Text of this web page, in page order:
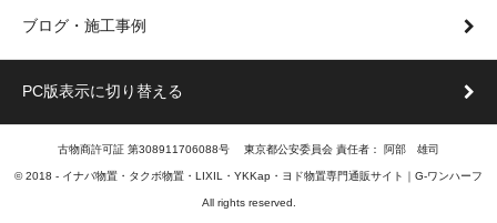
ブログ・施工事例
PC版表示に切り替える
古物商許可証 第308911706088号 東京都公安委員会 責任者： 阿部 雄司
© 2018 - イナバ物置・タクボ物置・LIXIL・YKKap・ヨド物置専門通販サイト｜G-ワンハーフ
All rights reserved.